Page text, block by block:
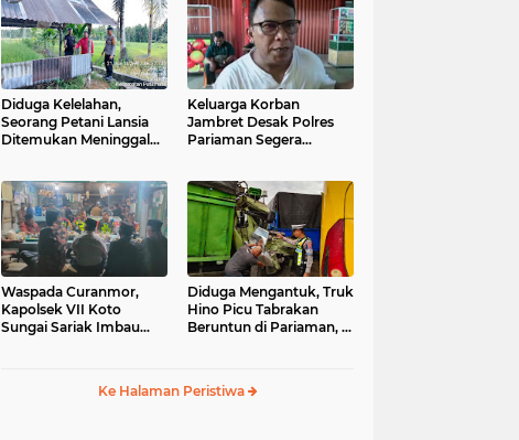
Diduga Kelelahan,
Seorang Petani Lansia
Ditemukan Meninggal
Keluarga Korban
Jambret Desak Polres
Pariaman Segera
Waspada Curanmor,
Kapolsek VII Koto
Sungai Sariak Imbau
Diduga Mengantuk, Truk
Hino Picu Tabrakan
Beruntun di Pariaman, 5
Ke Halaman Peristiwa